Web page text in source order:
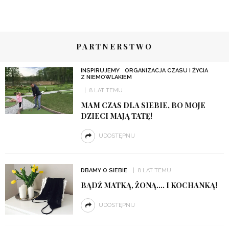
PARTNERSTWO
INSPIRUJEMY
ORGANIZACJA CZASU I ŻYCIA
Z NIEMOWLAKIEM
8 LAT TEMU
MAM CZAS DLA SIEBIE, BO MOJE
DZIECI MAJĄ TATĘ!
UDOSTĘPNIJ
DBAMY O SIEBIE 8 LAT TEMU
BĄDŹ MATKĄ, ŻONĄ…. I KOCHANKĄ!
UDOSTĘPNIJ